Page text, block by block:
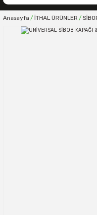
Anasayfa İTHAL ÜRÜNLER